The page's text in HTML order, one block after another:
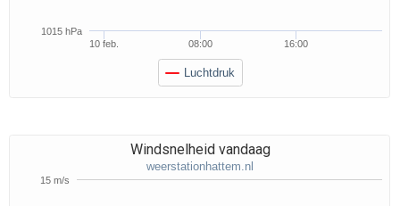
Luchtdruk
10 feb. 08:00 16:00
1015 hPa
Windsnelheid vandaag
weerstationhattem.nl
15 m/s